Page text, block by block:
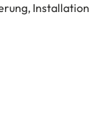
Installation